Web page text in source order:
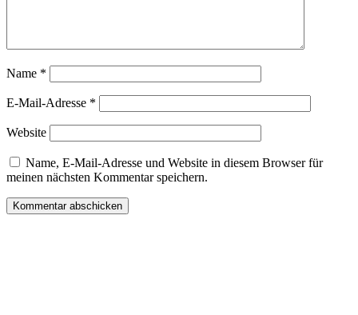
Name *
E-Mail-Adresse *
Website
Name, E-Mail-Adresse und Website in diesem Browser für
meinen nächsten Kommentar speichern.